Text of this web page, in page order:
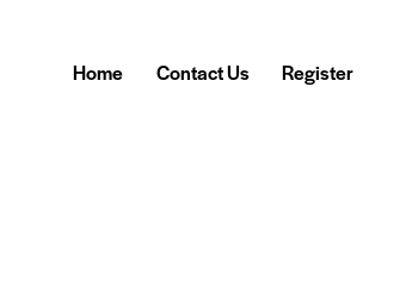
Home Contact Us Register